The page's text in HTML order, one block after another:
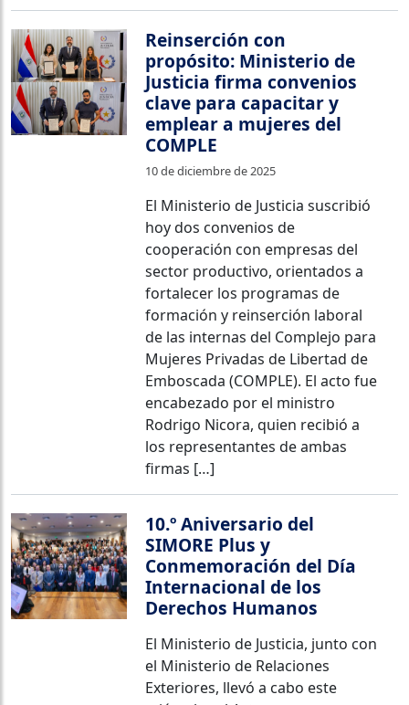
Reinserción con
propósito: Ministerio de
Justicia firma convenios
clave para capacitar y
emplear a mujeres del
COMPLE
10 de diciembre de 2025
El Ministerio de Justicia suscribió
hoy dos convenios de
cooperación con empresas del
sector productivo, orientados a
fortalecer los programas de
formación y reinserción laboral
de las internas del Complejo para
Mujeres Privadas de Libertad de
Emboscada (COMPLE). El acto fue
encabezado por el ministro
Rodrigo Nicora, quien recibió a
los representantes de ambas
firmas […]
10.º Aniversario del
SIMORE Plus y
Conmemoración del Día
Internacional de los
Derechos Humanos
El Ministerio de Justicia, junto con
el Ministerio de Relaciones
Exteriores, llevó a cabo este